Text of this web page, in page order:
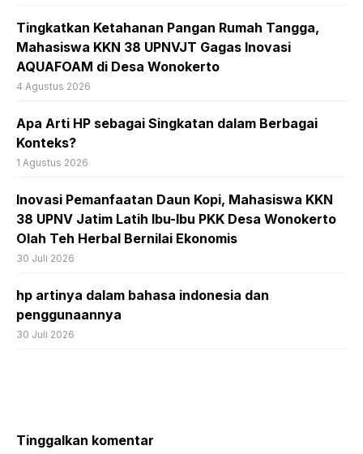
Tingkatkan Ketahanan Pangan Rumah Tangga,
Mahasiswa KKN 38 UPNVJT Gagas Inovasi
AQUAFOAM di Desa Wonokerto
4 Agustus 2026
Apa Arti HP sebagai Singkatan dalam Berbagai
Konteks?
1 Agustus 2026
Inovasi Pemanfaatan Daun Kopi, Mahasiswa KKN
38 UPNV Jatim Latih Ibu-Ibu PKK Desa Wonokerto
Olah Teh Herbal Bernilai Ekonomis
30 Juli 2026
hp artinya dalam bahasa indonesia dan
penggunaannya
30 Juli 2026
Tinggalkan komentar